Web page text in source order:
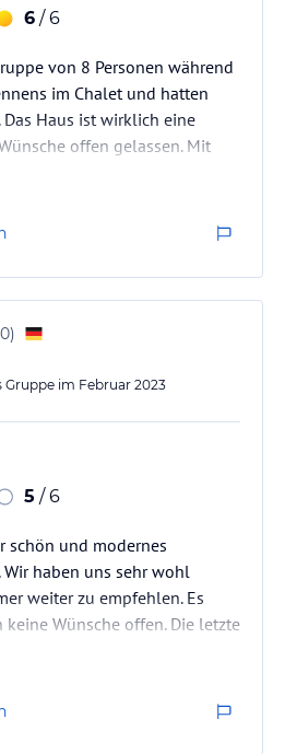
6 / 6
von 8 Personen während
im Chalet und hatten
Das Haus ist wirklich eine
offen gelassen. Mit
und gleichzeitig einen
verleben. Die Kommunikation
war sehr schnell und
das Haus jedem
sicher wieder.
)
Gruppe im Februar 2023
5 / 6
schön und modernes
haben uns sehr wohl
weiter zu empfehlen. Es
Wünsche offen. Die letzte